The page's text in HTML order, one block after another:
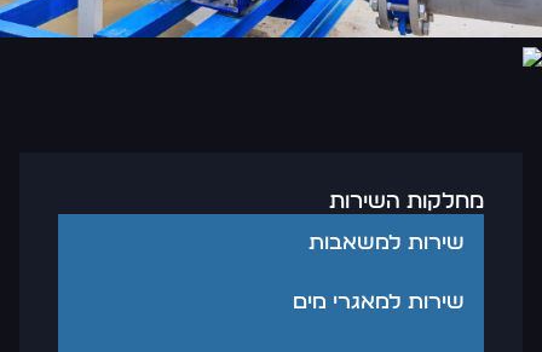
מחלקות השירות
שירות למשאבות
שירות למאגרי מים